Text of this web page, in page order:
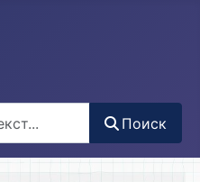
Поиск